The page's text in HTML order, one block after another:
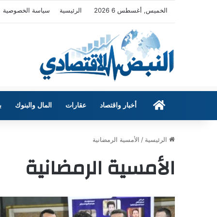
الخميس, أغسطس 6 2026 الرئيسية سياسة الخصوصية
الرئيسيةأخبار واقتصاد عقارات المال والبنوك
الرئيسية / الأمسية الرمضانية
الأمسية الرمضانية